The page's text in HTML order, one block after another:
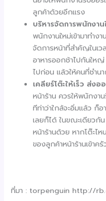
ลูกค้าด้วยอีกแรง
บริหารจัดการพนักงา
พนักงานใหม่เข้ามาทำง
จัดการหน้าที่สำคัญในเว
อาหารออกช้าไปกันให
ไปก่อน แล้วให้คนที่ชำน
เคลียร์โต๊ะให้เร็ว ส่งอ
หน้าร้าน ควรให้พนักงาน
ทีท่าว่าใกล้จะอิ่มแล้ว ก็
เลยก็ได้ ในขณะเดียวกั
หน้าร้านด้วย หากโต๊ะไ
ของลูกค้าหน้าร้านเข้าค
ที่มา : torpenguin http://